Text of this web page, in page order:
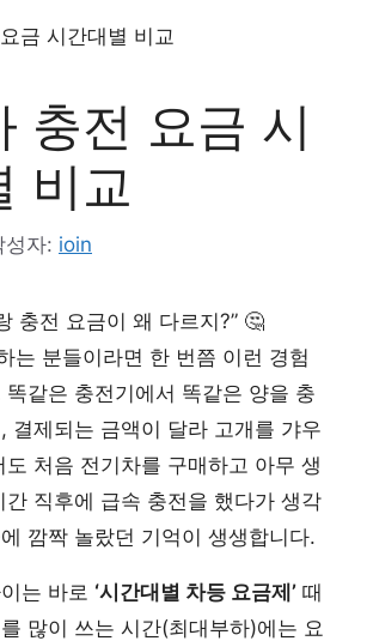
충전 요금 시
비교
성자: ioin
충전 요금이 왜 다르지?” 🤔
는 분들이라면 한 번쯤 이런 경험
똑같은 충전기에서 똑같은 양을 충
결제되는 금액이 달라 고개를 갸우
도 처음 전기차를 구매하고 아무 생
간 직후에 급속 충전을 했다가 생각
깜짝 놀랐던 기억이 생생합니다.
는 바로 ‘시간대별 차등 요금제’ 때
많이 쓰는 시간(최대부하)에는 요